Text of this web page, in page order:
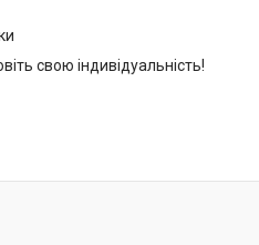
свою індивідуальність!